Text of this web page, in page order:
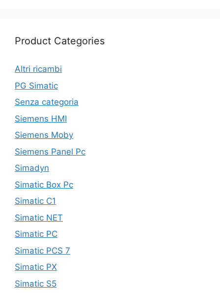
Product Categories
Altri ricambi
PG Simatic
Senza categoria
Siemens HMI
Siemens Moby
Siemens Panel Pc
Simadyn
Simatic Box Pc
Simatic C1
Simatic NET
Simatic PC
Simatic PCS 7
Simatic PX
Simatic S5